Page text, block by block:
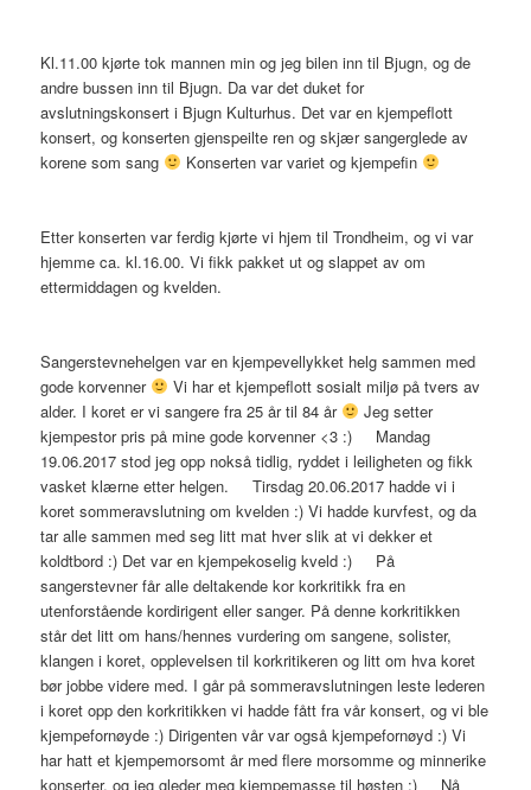
Kl.11.00 kjørte tok mannen min og jeg bilen inn til Bjugn, og de
andre bussen inn til Bjugn. Da var det duket for
avslutningskonsert i Bjugn Kulturhus. Det var en kjempeflott
konsert, og konserten gjenspeilte ren og skjær sangerglede av
korene som sang
Konserten var variet og kjempefin
Etter konserten var ferdig kjørte vi hjem til Trondheim, og vi var
hjemme ca. kl.16.00. Vi fikk pakket ut og slappet av om
ettermiddagen og kvelden.
Sangerstevnehelgen var en kjempevellykket helg sammen med
gode korvenner
Vi har et kjempeflott sosialt miljø på tvers av
alder. I koret er vi sangere fra 25 år til 84 år
Jeg setter
kjempestor pris på mine gode korvenner <3 :) Mandag
19.06.2017 stod jeg opp nokså tidlig, ryddet i leiligheten og fikk
vasket klærne etter helgen. Tirsdag 20.06.2017 hadde vi i
koret sommeravslutning om kvelden :) Vi hadde kurvfest, og da
tar alle sammen med seg litt mat hver slik at vi dekker et
koldtbord :) Det var en kjempekoselig kveld :) På
sangerstevner får alle deltakende kor korkritikk fra en
utenforstående kordirigent eller sanger. På denne korkritikken
står det litt om hans/hennes vurdering om sangene, solister,
klangen i koret, opplevelsen til korkritikeren og litt om hva koret
bør jobbe videre med. I går på sommeravslutningen leste lederen
i koret opp den korkritikken vi hadde fått fra vår konsert, og vi ble
kjempefornøyde :) Dirigenten vår var også kjempefornøyd :) Vi
har hatt et kjempemorsomt år med flere morsomme og minnerike
konserter, og jeg gleder meg kjempemasse til høsten :) Nå